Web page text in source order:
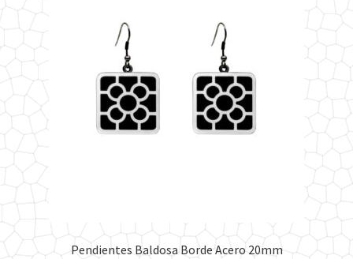
Pendientes Baldosa Borde Acero 20mm